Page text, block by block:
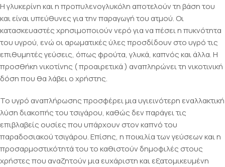
Η γλυκερίνη και η προπυλενογλυκόλη αποτελούν τη βάση του
και είναι υπεύθυνες για την παραγωγή του ατμού. Οι
κατασκευαστές χρησιμοποιούν νερό για να πέσει η πυκνότητα
του υγρού, ενώ οι αρωματικές ύλες προσδίδουν στο υγρό τις
επιθυμητές γεύσεις, όπως φρούτα, γλυκά, καπνός και άλλα. Η
προσθήκη νικοτίνης ( προαιρετικά ) αναπληρώνει τη νικοτινική
δόση που θα λάβει ο χρήστης.
Το υγρό αναπλήρωσης προσφέρει μια υγιεινότερη εναλλακτική
λύση διακοπής του τσιγάρου, καθώς δεν παράγει τις
επιβλαβείς ουσίες που υπάρχουν στον καπνό του
παραδοσιακού τσιγάρου. Επίσης, η ποικιλία των γεύσεων και η
προσαρμοστικότητά του το καθιστούν δημοφιλές στους
χρήστες που αναζητούν μια ευχάριστη και εξατομικευμένη